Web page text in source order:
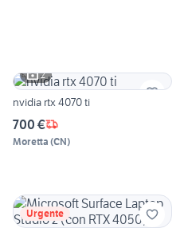
2
nvidia rtx 4070 ti
700 €
Moretta (CN)
Urgente